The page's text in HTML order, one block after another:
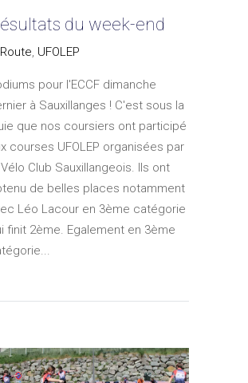
du week-end
Route, UFOLEP
pour l'ECCF dimanche
à Sauxillanges ! C'est sous la
que nos coursiers ont participé
courses UFOLEP organisées par
Vélo Club Sauxillangeois. Ils ont
de belles places notamment
Léo Lacour en 3ème catégorie
finit 2ème. Egalement en 3ème